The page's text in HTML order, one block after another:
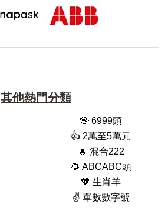
其他熱門分類
🖖 6999頭
👍 2萬至5萬元
🔥 混合222
🌻 ABCABC頭
💖 生肖羊
✌️ 單數數字號